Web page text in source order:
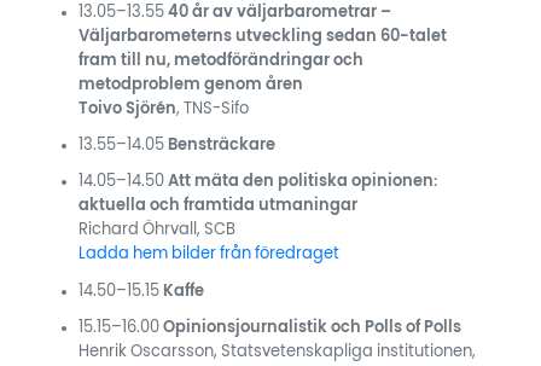
13.05–13.55 40 år av väljarbarometrar –
Väljarbarometerns utveckling sedan 60-talet
fram till nu, metodförändringar och
metodproblem genom åren
Toivo Sjörén, TNS-Sifo
13.55–14.05 Bensträckare
14.05–14.50 Att mäta den politiska opinionen:
aktuella och framtida utmaningar
Richard Öhrvall, SCB
Ladda hem bilder från föredraget
14.50–15.15 Kaffe
15.15–16.00 Opinionsjournalistik och Polls of Polls
Henrik Oscarsson, Statsvetenskapliga institutionen,